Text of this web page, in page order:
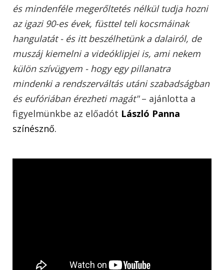
és mindenféle megerőltetés nélkül tudja hozni
az igazi 90-es évek, füsttel teli kocsmáinak
hangulatát - és itt beszélhetünk a dalairól, de
muszáj kiemelni a videóklipjei is, ami nekem
külön szívügyem - hogy egy pillanatra
mindenki a rendszerváltás utáni szabadságban
és eufóriában érezheti magát"– ajánlotta a
figyelmünkbe az előadót László Panna
színésznő.